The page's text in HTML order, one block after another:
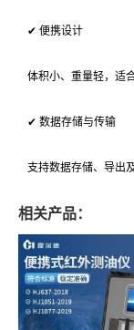
✔ 便携设计
体积小、重量轻，适
✔ 数据存储与传输
支持数据存储、导出
相关产品：